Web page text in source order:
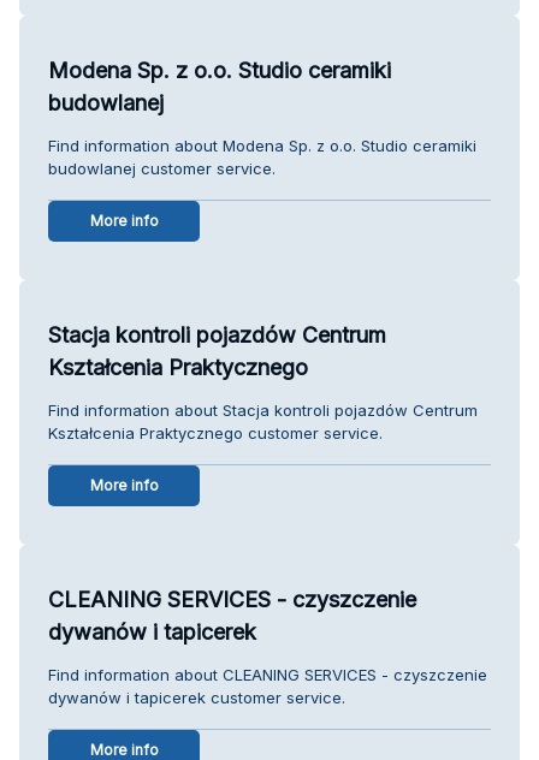
Modena Sp. z o.o. Studio ceramiki
budowlanej
Find information about Modena Sp. z o.o. Studio ceramiki
budowlanej customer service.
More info
Stacja kontroli pojazdów Centrum
Kształcenia Praktycznego
Find information about Stacja kontroli pojazdów Centrum
Kształcenia Praktycznego customer service.
More info
CLEANING SERVICES - czyszczenie
dywanów i tapicerek
Find information about CLEANING SERVICES - czyszczenie
dywanów i tapicerek customer service.
More info